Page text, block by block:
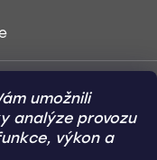
umožnili
analýze provozu
výkon a
Dobírka